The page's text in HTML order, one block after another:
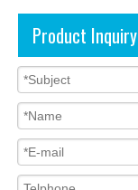
Product Inquiry